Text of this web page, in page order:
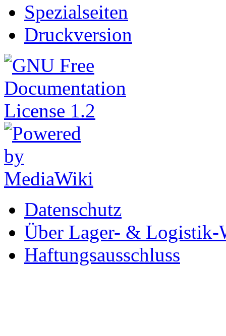
Spezialseiten
Druckversion
Datenschutz
Über Lager- &
Haftungsausschluss